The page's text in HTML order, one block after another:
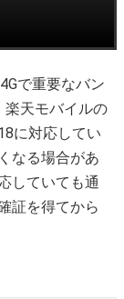
で重要なバン
楽天モバイルの
に対応してい
なる場合があ
していても通
証を得てから